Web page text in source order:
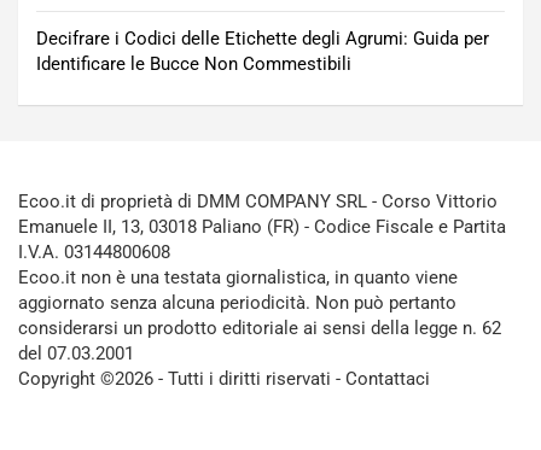
Decifrare i Codici delle Etichette degli Agrumi: Guida per
Identificare le Bucce Non Commestibili
Ecoo.it di proprietà di DMM COMPANY SRL - Corso Vittorio
Emanuele II, 13, 03018 Paliano (FR) - Codice Fiscale e Partita
I.V.A. 03144800608
Ecoo.it non è una testata giornalistica, in quanto viene
aggiornato senza alcuna periodicità. Non può pertanto
considerarsi un prodotto editoriale ai sensi della legge n. 62
del 07.03.2001
Copyright ©2026 - Tutti i diritti riservati - Contattaci